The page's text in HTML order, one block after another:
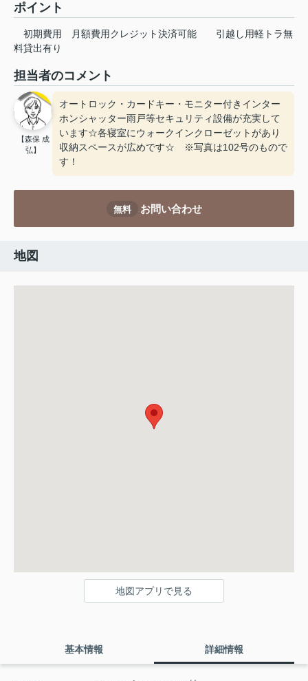
ポイント
初期費用 月額費用クレジット決済可能
引越し用軽トラ無
料貸出有り
担当者のコメント
【森保 成
弘】
オートロック・カードキー・モニター付きインター
ホンシャッター雨戸等セキュリティ設備が充実して
います☆各寝室にウォークインクローゼットがあり
収納スペースが広めです☆ ※写真は102号のもので
す！
無料 お問い合わせ
地図
地図アプリで見る
基本情報 詳細情報